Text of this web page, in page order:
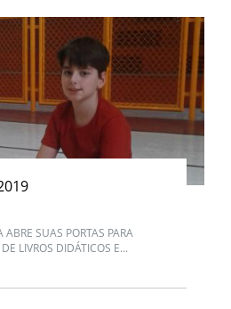
SUAS PORTAS PARA
LIVROS DIDÁTICOS E...